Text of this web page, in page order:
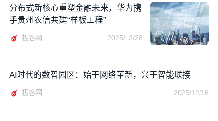
分布式新核心重塑金融未来，华为携
手贵州农信共建“样板工程”
极客网 2025/12/28
AI时代的数智园区：始于网络革新，兴于智能联接
极客网 2025/12/16